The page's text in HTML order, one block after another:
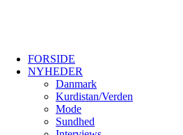
FORSIDE
NYHEDER
Danmark
Kurdistan/Verden
Mode
Sundhed